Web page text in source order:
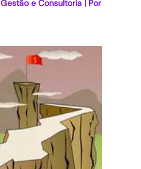
Gestão e Consultoria | Por